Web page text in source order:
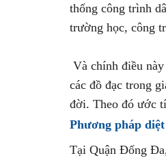
thống công trình
trường học, công
Và chính điều
các đồ đạc trong
đời. Theo đó ước
Phương pháp
Tại Quận Đống